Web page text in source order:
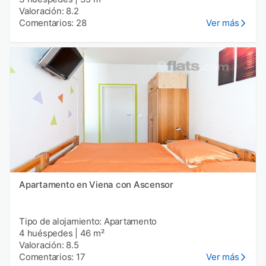
Valoración: 8.2
Comentarios: 28
Ver más
Apartamento en Viena con Ascensor
Tipo de alojamiento: Apartamento
4 huéspedes
46 m²
Valoración: 8.5
Comentarios: 17
Ver más